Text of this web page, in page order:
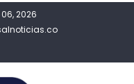
2026